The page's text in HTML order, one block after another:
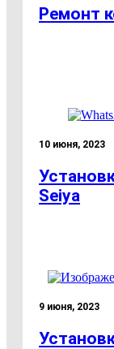
Ремонт
10 июня, 2023
Seiya
9 июня, 2023